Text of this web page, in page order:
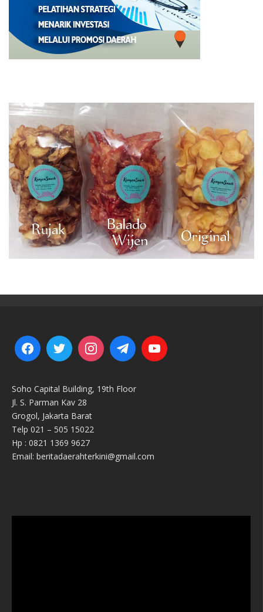
Soho Capital Building, 19th Floor
Jl. S. Parman Kav 28
Grogol, Jakarta Barat
Telp 021 – 505 15022
Hp : 0821 1369 9627
Email: beritadaerahterkini@gmail.com